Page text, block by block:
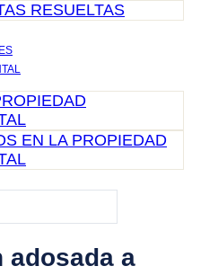
RESUELTAS
EN LA PROPIEDAD
adosada a